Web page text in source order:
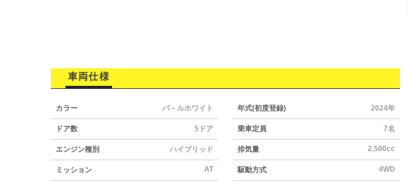
車両仕様
カラー パ－ルホワイト 年式(初度登録) 2024年
ドア数 5ドア 乗車定員 7名
エンジン種別 ハイブリッド 排気量 2,500cc
ミッション AT 駆動方式 4WD